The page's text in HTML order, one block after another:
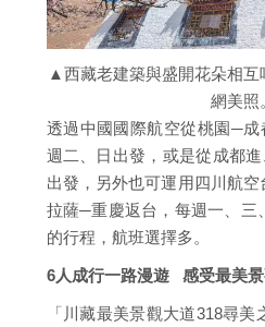
▲西藏老建築與盛開花朵相互
網美照
透過中國國際航空從桃園─
週二、日出發，或是從成都
出發，另外也可運用四川航空
拉薩─重慶返台，每週一、三
的行程，航班選擇多。
6人成行一路漫遊 感受最美
「川藏最美景觀大道318尋